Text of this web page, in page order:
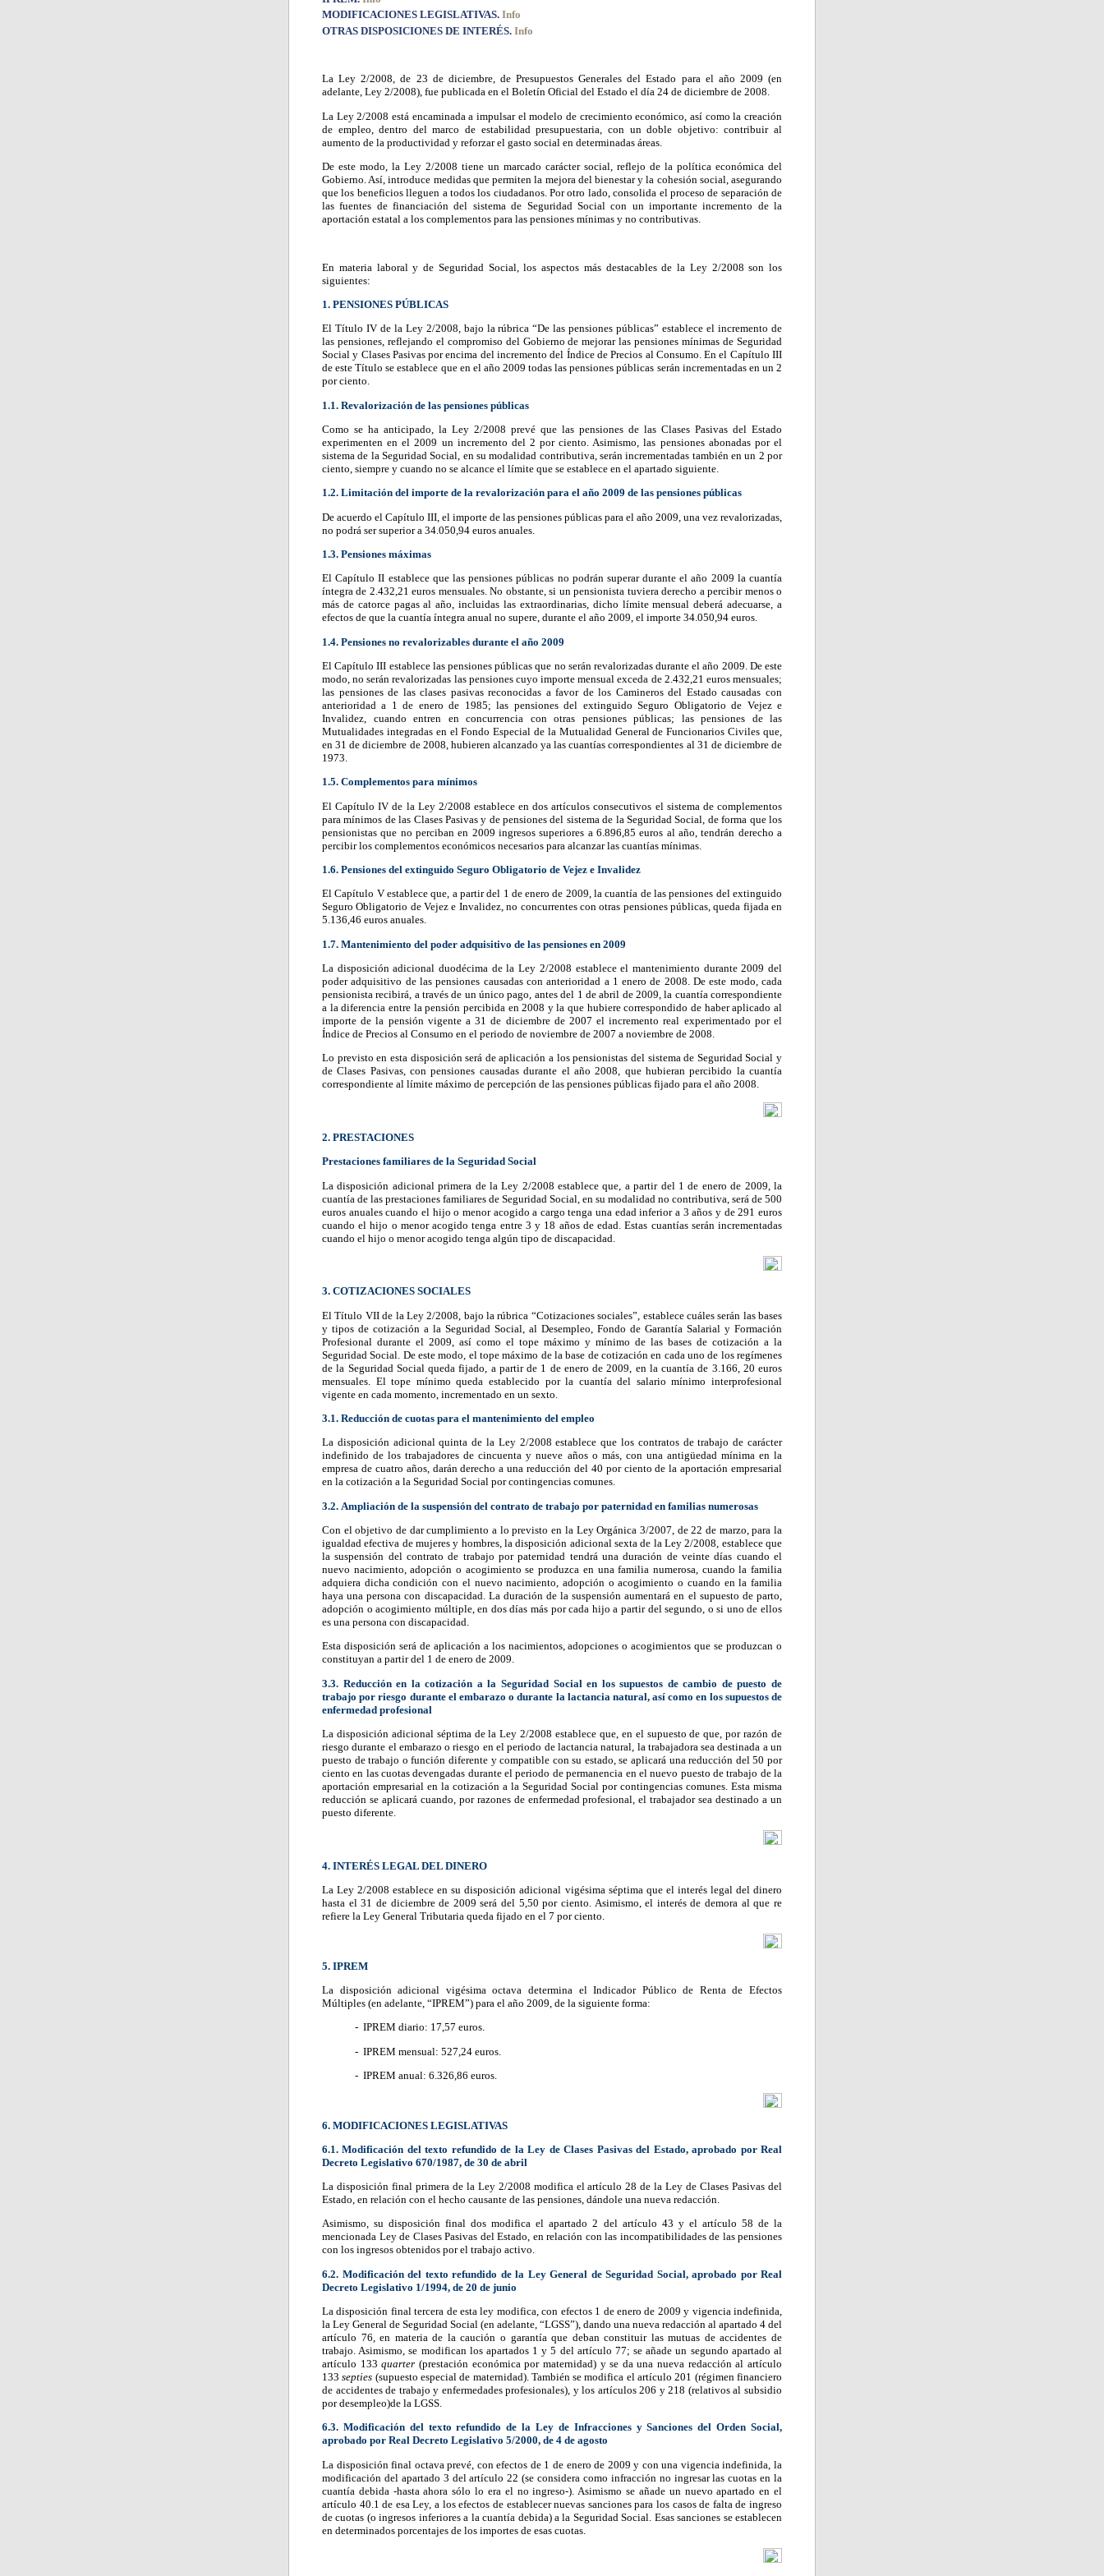
MODIFICACIONES LEGISLATIVAS. Info
OTRAS DISPOSICIONES DE INTERÉS. Info
La Ley 2/2008, de 23 de diciembre, de Presupuestos Generales del Estado para el año 2009 (en
adelante, Ley 2/2008), fue publicada en el Boletín Oficial del Estado el día 24 de diciembre de 2008.
La Ley 2/2008 está encaminada a impulsar el modelo de crecimiento económico, así como la creación
de empleo, dentro del marco de estabilidad presupuestaria, con un doble objetivo: contribuir al
aumento de la productividad y reforzar el gasto social en determinadas áreas.
De este modo, la Ley 2/2008 tiene un marcado carácter social, reflejo de la política económica del
Gobierno. Así, introduce medidas que permiten la mejora del bienestar y la cohesión social, asegurando
que los beneficios lleguen a todos los ciudadanos. Por otro lado, consolida el proceso de separación de
las fuentes de financiación del sistema de Seguridad Social con un importante incremento de la
aportación estatal a los complementos para las pensiones mínimas y no contributivas.
En materia laboral y de Seguridad Social, los aspectos más destacables de la Ley 2/2008 son los
siguientes:
1. PENSIONES PÚBLICAS
El Título IV de la Ley 2/2008, bajo la rúbrica “De las pensiones públicas” establece el incremento de
las pensiones, reflejando el compromiso del Gobierno de mejorar las pensiones mínimas de Seguridad
Social y Clases Pasivas por encima del incremento del Índice de Precios al Consumo. En el Capítulo III
de este Título se establece que en el año 2009 todas las pensiones públicas serán incrementadas en un 2
por ciento.
1.1. Revalorización de las pensiones públicas
Como se ha anticipado, la Ley 2/2008 prevé que las pensiones de las Clases Pasivas del Estado
experimenten en el 2009 un incremento del 2 por ciento. Asimismo, las pensiones abonadas por el
sistema de la Seguridad Social, en su modalidad contributiva, serán incrementadas también en un 2 por
ciento, siempre y cuando no se alcance el límite que se establece en el apartado siguiente.
1.2. Limitación del importe de la revalorización para el año 2009 de las pensiones públicas
De acuerdo el Capítulo III, el importe de las pensiones públicas para el año 2009, una vez revalorizadas,
no podrá ser superior a 34.050,94 euros anuales.
1.3. Pensiones máximas
El Capítulo II establece que las pensiones públicas no podrán superar durante el año 2009 la cuantía
íntegra de 2.432,21 euros mensuales. No obstante, si un pensionista tuviera derecho a percibir menos o
más de catorce pagas al año, incluidas las extraordinarias, dicho límite mensual deberá adecuarse, a
efectos de que la cuantía íntegra anual no supere, durante el año 2009, el importe 34.050,94 euros.
1.4. Pensiones no revalorizables durante el año 2009
El Capítulo III establece las pensiones públicas que no serán revalorizadas durante el año 2009. De este
modo, no serán revalorizadas las pensiones cuyo importe mensual exceda de 2.432,21 euros mensuales;
las pensiones de las clases pasivas reconocidas a favor de los Camineros del Estado causadas con
anterioridad a 1 de enero de 1985; las pensiones del extinguido Seguro Obligatorio de Vejez e
Invalidez, cuando entren en concurrencia con otras pensiones públicas; las pensiones de las
Mutualidades integradas en el Fondo Especial de la Mutualidad General de Funcionarios Civiles que,
en 31 de diciembre de 2008, hubieren alcanzado ya las cuantías correspondientes al 31 de diciembre de
1973.
1.5. Complementos para mínimos
El Capítulo IV de la Ley 2/2008 establece en dos artículos consecutivos el sistema de complementos
para mínimos de las Clases Pasivas y de pensiones del sistema de la Seguridad Social, de forma que los
pensionistas que no perciban en 2009 ingresos superiores a 6.896,85 euros al año, tendrán derecho a
percibir los complementos económicos necesarios para alcanzar las cuantías mínimas.
1.6. Pensiones del extinguido Seguro Obligatorio de Vejez e Invalidez
El Capítulo V establece que, a partir del 1 de enero de 2009, la cuantía de las pensiones del extinguido
Seguro Obligatorio de Vejez e Invalidez, no concurrentes con otras pensiones públicas, queda fijada en
5.136,46 euros anuales.
1.7. Mantenimiento del poder adquisitivo de las pensiones en 2009
La disposición adicional duodécima de la Ley 2/2008 establece el mantenimiento durante 2009 del
poder adquisitivo de las pensiones causadas con anterioridad a 1 enero de 2008. De este modo, cada
pensionista recibirá, a través de un único pago, antes del 1 de abril de 2009, la cuantía correspondiente
a la diferencia entre la pensión percibida en 2008 y la que hubiere correspondido de haber aplicado al
importe de la pensión vigente a 31 de diciembre de 2007 el incremento real experimentado por el
Índice de Precios al Consumo en el periodo de noviembre de 2007 a noviembre de 2008.
Lo previsto en esta disposición será de aplicación a los pensionistas del sistema de Seguridad Social y
de Clases Pasivas, con pensiones causadas durante el año 2008, que hubieran percibido la cuantía
correspondiente al límite máximo de percepción de las pensiones públicas fijado para el año 2008.
2. PRESTACIONES
Prestaciones familiares de la Seguridad Social
La disposición adicional primera de la Ley 2/2008 establece que, a partir del 1 de enero de 2009, la
cuantía de las prestaciones familiares de Seguridad Social, en su modalidad no contributiva, será de 500
euros anuales cuando el hijo o menor acogido a cargo tenga una edad inferior a 3 años y de 291 euros
cuando el hijo o menor acogido tenga entre 3 y 18 años de edad. Estas cuantías serán incrementadas
cuando el hijo o menor acogido tenga algún tipo de discapacidad.
3. COTIZACIONES SOCIALES
El Título VII de la Ley 2/2008, bajo la rúbrica “Cotizaciones sociales”, establece cuáles serán las bases
y tipos de cotización a la Seguridad Social, al Desempleo, Fondo de Garantía Salarial y Formación
Profesional durante el 2009, así como el tope máximo y mínimo de las bases de cotización a la
Seguridad Social. De este modo, el tope máximo de la base de cotización en cada uno de los regímenes
de la Seguridad Social queda fijado, a partir de 1 de enero de 2009, en la cuantía de 3.166, 20 euros
mensuales. El tope mínimo queda establecido por la cuantía del salario mínimo interprofesional
vigente en cada momento, incrementado en un sexto.
3.1. Reducción de cuotas para el mantenimiento del empleo
La disposición adicional quinta de la Ley 2/2008 establece que los contratos de trabajo de carácter
indefinido de los trabajadores de cincuenta y nueve años o más, con una antigüedad mínima en la
empresa de cuatro años, darán derecho a una reducción del 40 por ciento de la aportación empresarial
en la cotización a la Seguridad Social por contingencias comunes.
3.2. Ampliación de la suspensión del contrato de trabajo por paternidad en familias numerosas
Con el objetivo de dar cumplimiento a lo previsto en la Ley Orgánica 3/2007, de 22 de marzo, para la
igualdad efectiva de mujeres y hombres, la disposición adicional sexta de la Ley 2/2008, establece que
la suspensión del contrato de trabajo por paternidad tendrá una duración de veinte días cuando el
nuevo nacimiento, adopción o acogimiento se produzca en una familia numerosa, cuando la familia
adquiera dicha condición con el nuevo nacimiento, adopción o acogimiento o cuando en la familia
haya una persona con discapacidad. La duración de la suspensión aumentará en el supuesto de parto,
adopción o acogimiento múltiple, en dos días más por cada hijo a partir del segundo, o si uno de ellos
es una persona con discapacidad.
Esta disposición será de aplicación a los nacimientos, adopciones o acogimientos que se produzcan o
constituyan a partir del 1 de enero de 2009.
3.3. Reducción en la cotización a la Seguridad Social en los supuestos de cambio de puesto de
trabajo por riesgo durante el embarazo o durante la lactancia natural, así como en los supuestos de
enfermedad profesional
La disposición adicional séptima de la Ley 2/2008 establece que, en el supuesto de que, por razón de
riesgo durante el embarazo o riesgo en el periodo de lactancia natural, la trabajadora sea destinada a un
puesto de trabajo o función diferente y compatible con su estado, se aplicará una reducción del 50 por
ciento en las cuotas devengadas durante el periodo de permanencia en el nuevo puesto de trabajo de la
aportación empresarial en la cotización a la Seguridad Social por contingencias comunes. Esta misma
reducción se aplicará cuando, por razones de enfermedad profesional, el trabajador sea destinado a un
puesto diferente.
4. INTERÉS LEGAL DEL DINERO
La Ley 2/2008 establece en su disposición adicional vigésima séptima que el interés legal del dinero
hasta el 31 de diciembre de 2009 será del 5,50 por ciento. Asimismo, el interés de demora al que re
refiere la Ley General Tributaria queda fijado en el 7 por ciento.
5. IPREM
La disposición adicional vigésima octava determina el Indicador Público de Renta de Efectos
Múltiples (en adelante, “IPREM”) para el año 2009, de la siguiente forma:
- IPREM diario: 17,57 euros.
- IPREM mensual: 527,24 euros.
- IPREM anual: 6.326,86 euros.
6. MODIFICACIONES LEGISLATIVAS
6.1. Modificación del texto refundido de la Ley de Clases Pasivas del Estado, aprobado por Real
Decreto Legislativo 670/1987, de 30 de abril
La disposición final primera de la Ley 2/2008 modifica el artículo 28 de la Ley de Clases Pasivas del
Estado, en relación con el hecho causante de las pensiones, dándole una nueva redacción.
Asimismo, su disposición final dos modifica el apartado 2 del artículo 43 y el artículo 58 de la
mencionada Ley de Clases Pasivas del Estado, en relación con las incompatibilidades de las pensiones
con los ingresos obtenidos por el trabajo activo.
6.2. Modificación del texto refundido de la Ley General de Seguridad Social, aprobado por Real
Decreto Legislativo 1/1994, de 20 de junio
La disposición final tercera de esta ley modifica, con efectos 1 de enero de 2009 y vigencia indefinida,
la Ley General de Seguridad Social (en adelante, “LGSS”), dando una nueva redacción al apartado 4 del
artículo 76, en materia de la caución o garantía que deban constituir las mutuas de accidentes de
trabajo. Asimismo, se modifican los apartados 1 y 5 del artículo 77; se añade un segundo apartado al
artículo 133quarter (prestación económica por maternidad) y se da una nueva redacción al artículo
133septies (supuesto especial de maternidad). También se modifica el artículo 201 (régimen financiero
de accidentes de trabajo y enfermedades profesionales), y los artículos 206 y 218 (relativos al subsidio
por desempleo)de la LGSS.
6.3. Modificación del texto refundido de la Ley de Infracciones y Sanciones del Orden Social,
aprobado por Real Decreto Legislativo 5/2000, de 4 de agosto
La disposición final octava prevé, con efectos de 1 de enero de 2009 y con una vigencia indefinida, la
modificación del apartado 3 del artículo 22 (se considera como infracción no ingresar las cuotas en la
cuantía debida -hasta ahora sólo lo era el no ingreso-). Asimismo se añade un nuevo apartado en el
artículo 40.1 de esa Ley, a los efectos de establecer nuevas sanciones para los casos de falta de ingreso
de cuotas (o ingresos inferiores a la cuantía debida) a la Seguridad Social. Esas sanciones se establecen
en determinados porcentajes de los importes de esas cuotas.